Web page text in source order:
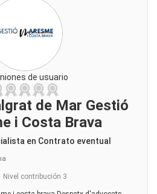
de usuario
de Mar Gestió
i Costa Brava
en Contrato eventual
Nivel contribución 3